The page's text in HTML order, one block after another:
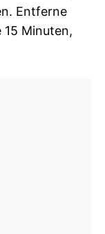
Entferne
15 Minuten,